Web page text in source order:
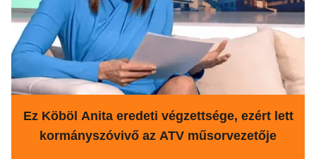
Ez Köböl Anita eredeti végzettsége, ezért lett
kormányszóvivő az ATV műsorvezetője